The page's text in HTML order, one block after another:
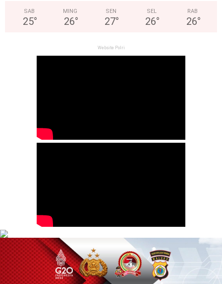
SAB
25°
MING
26°
SEN
27°
SEL
26°
RAB
26°
Website Polri